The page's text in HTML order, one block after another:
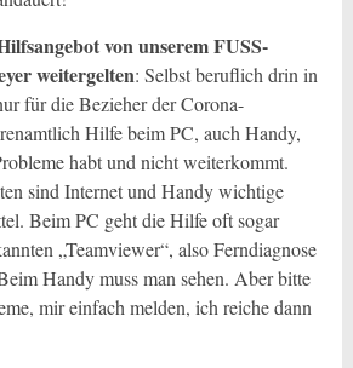
von unserem FUSS-
weitergelten: Selbst beruflich drin in
für die Bezieher der Corona-
Hilfe beim PC, auch Handy,
habt und nicht weiterkommt.
sind Internet und Handy wichtige
Beim PC geht die Hilfe oft sogar
„Teamviewer“, also Ferndiagnose
Handy muss man sehen. Aber bitte
mir einfach melden, ich reiche dann